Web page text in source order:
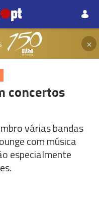
×
concertos
várias bandas
com música
especialmente